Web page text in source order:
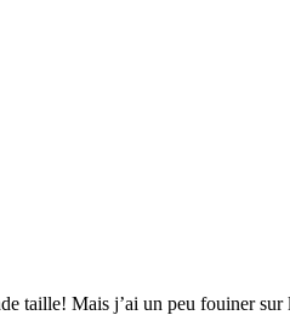
taille! Mais j’ai un peu fouiner